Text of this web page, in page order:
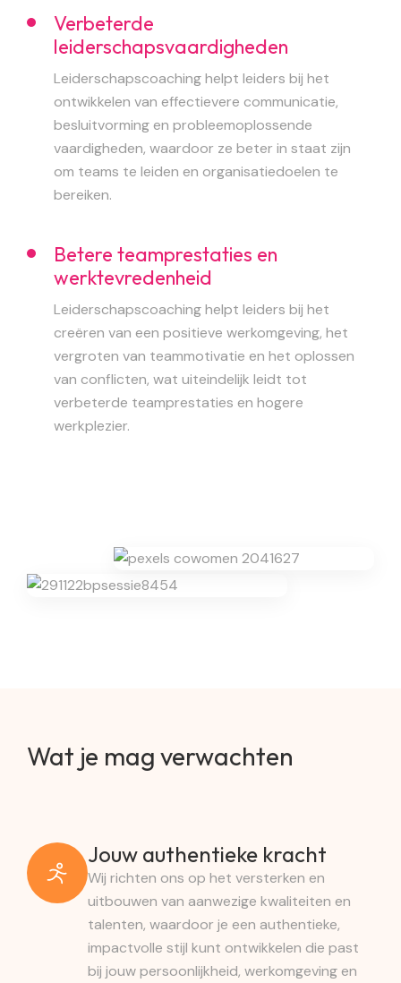
Verbeterde
leiderschapsvaardigheden
Leiderschapscoaching helpt leiders bij het
ontwikkelen van effectievere communicatie,
besluitvorming en probleemoplossende
vaardigheden, waardoor ze beter in staat zijn
om teams te leiden en organisatiedoelen te
bereiken.
Betere teamprestaties en
werktevredenheid
Leiderschapscoaching helpt leiders bij het
creëren van een positieve werkomgeving, het
vergroten van teammotivatie en het oplossen
van conflicten, wat uiteindelijk leidt tot
verbeterde teamprestaties en hogere
werkplezier.
Wat je mag verwachten
Jouw authentieke kracht
Wij richten ons op het versterken en
uitbouwen van aanwezige kwaliteiten en
talenten, waardoor je een authentieke,
impactvolle stijl kunt ontwikkelen die past
bij jouw persoonlijkheid, werkomgeving en